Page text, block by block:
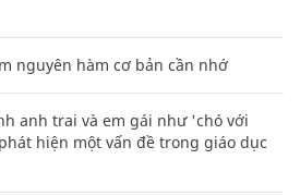
nguyên hàm cơ bản cần nhớ
anh trai và em gái như 'chó với
hiện một vấn đề trong giáo dục